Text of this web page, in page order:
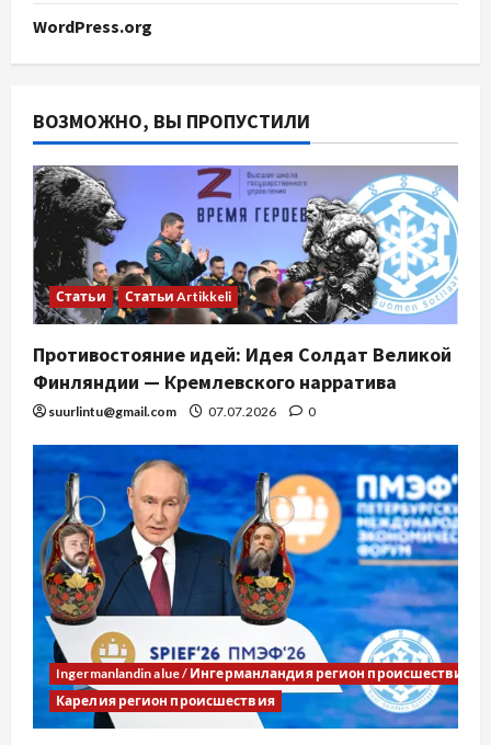
WordPress.org
ВОЗМОЖНО, ВЫ ПРОПУСТИЛИ
Статьи Статьи Artikkeli
Противостояние идей: Идея Солдат Великой
Финляндии — Кремлевского нарратива
suurlintu@gmail.com 07.07.2026 0
Ingermanlandin alue / Ингерманландия регион происшествия
Карелия регион происшествия